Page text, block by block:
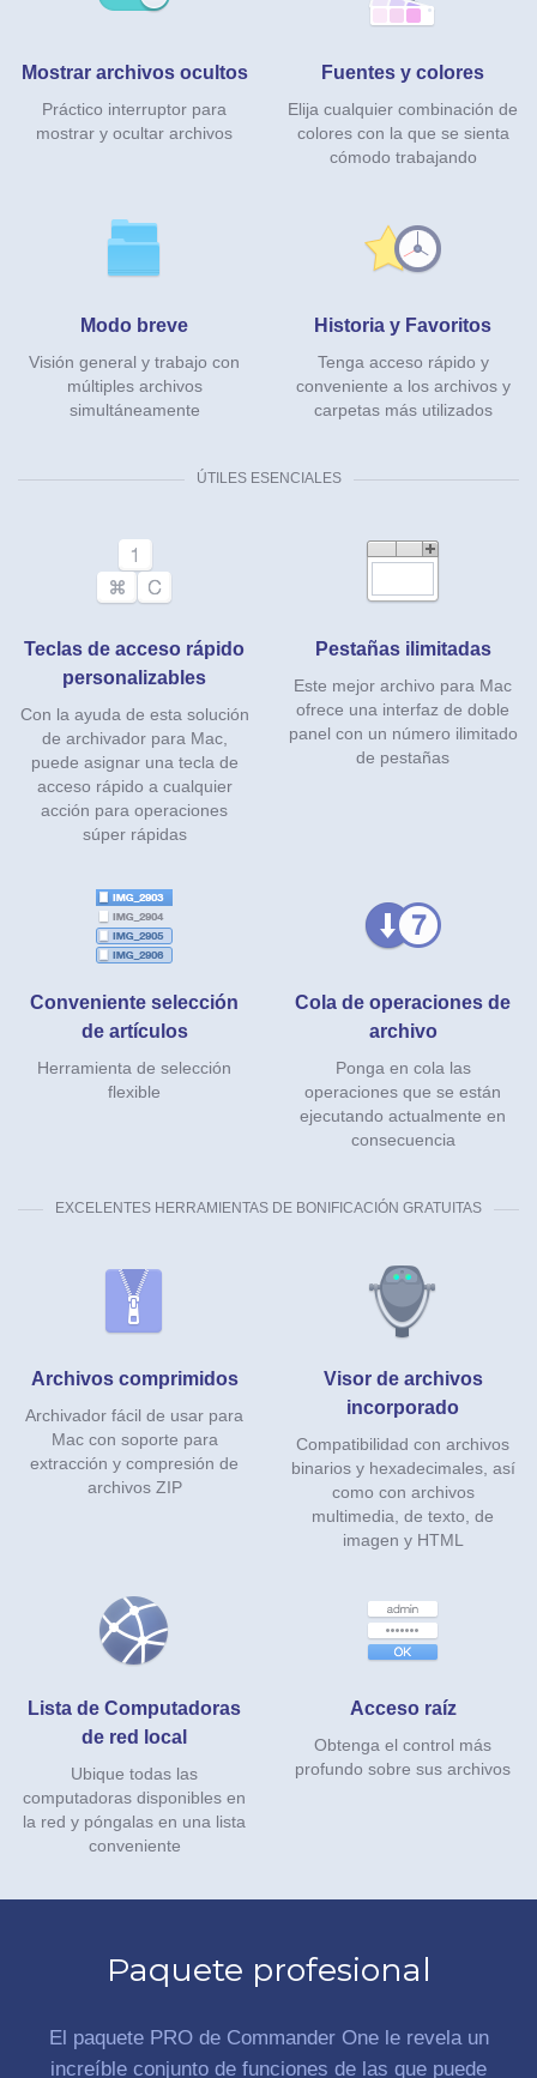
Mostrar archivos ocultos
Práctico interruptor para
mostrar y ocultar archivos
Fuentes y colores
Elija cualquier combinación de
colores con la que se sienta
cómodo trabajando
Modo breve
Visión general y trabajo con
múltiples archivos
simultáneamente
Historia y Favoritos
Tenga acceso rápido y
conveniente a los archivos y
carpetas más utilizados
ÚTILES ESENCIALES
Teclas de acceso rápido
personalizables
Con la ayuda de esta solución
de archivador para Mac,
puede asignar una tecla de
acceso rápido a cualquier
acción para operaciones
súper rápidas
Pestañas ilimitadas
Este mejor archivo para Mac
ofrece una interfaz de doble
panel con un número ilimitado
de pestañas
Conveniente selección
de artículos
Herramienta de selección
flexible
Cola de operaciones de
archivo
Ponga en cola las
operaciones que se están
ejecutando actualmente en
consecuencia
EXCELENTES HERRAMIENTAS DE BONIFICACIÓN GRATUITAS
Archivos comprimidos
Archivador fácil de usar para
Mac con soporte para
extracción y compresión de
archivos ZIP
Visor de archivos
incorporado
Compatibilidad con archivos
binarios y hexadecimales, así
como con archivos
multimedia, de texto, de
imagen y HTML
Lista de Computadoras
de red local
Ubique todas las
computadoras disponibles en
la red y póngalas en una lista
conveniente
Acceso raíz
Obtenga el control más
profundo sobre sus archivos
Paquete profesional
El paquete PRO de Commander One le revela un
increíble conjunto de funciones de las que puede